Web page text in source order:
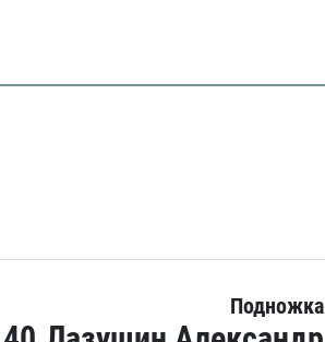
Подножка